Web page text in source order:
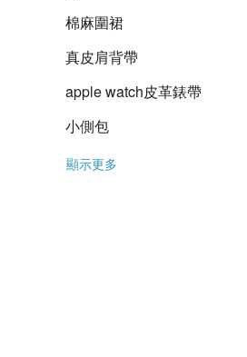
棉麻圍裙
真皮肩背帶
apple watch皮革錶帶
小側包
顯示更多